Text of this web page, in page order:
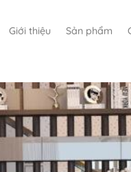
Giới thiệu Sản phẩm